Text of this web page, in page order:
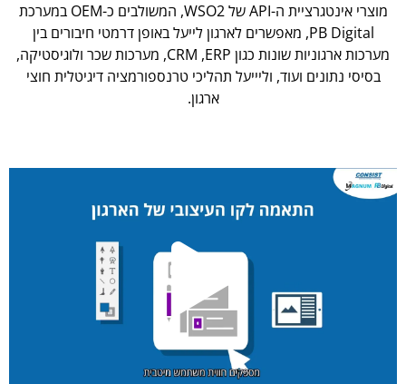
מוצרי אינטגרציית ה-API של WSO2, המשולבים כ-OEM במערכת
PB Digital, מאפשרים לארגון לייעל באופן דרמטי חיבורים בין
מערכות ארגוניות שונות כגון CRM ,ERP, מערכות שכר ולוגיסטיקה,
בסיסי נתונים ועוד, וליייעל תהליכי טרנספורמציה דיגיטלית חוצי
ארגון.